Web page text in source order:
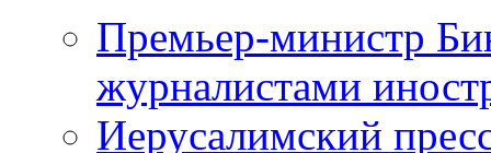
Премьер-министр
журналистами
Иерусалимский